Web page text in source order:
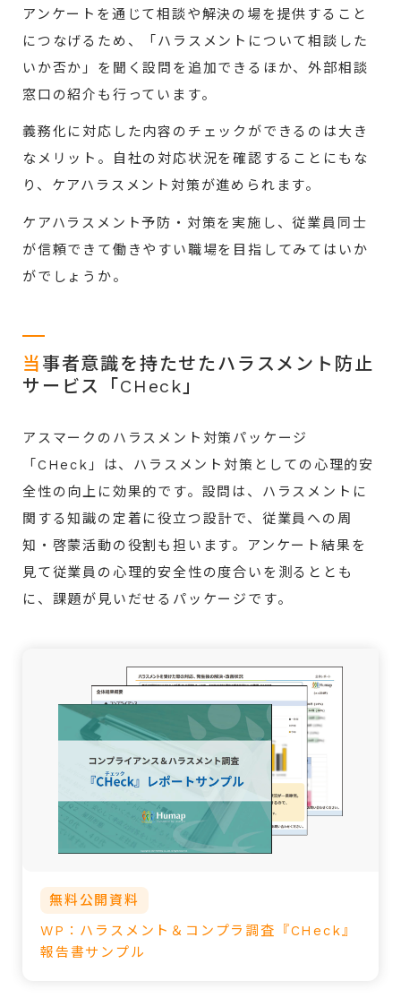
アンケートを通じて相談や解決の場を提供すること
につなげるため、「ハラスメントについて相談した
いか否か」を聞く設問を追加できるほか、外部相談
窓口の紹介も行っています。
義務化に対応した内容のチェックができるのは大き
なメリット。自社の対応状況を確認することにもな
り、ケアハラスメント対策が進められます。
ケアハラスメント予防・対策を実施し、従業員同士
が信頼できて働きやすい職場を目指してみてはいか
がでしょうか。
当 事者意識を持たせたハラスメント防止
サービス「CHeck」
アスマークのハラスメント対策パッケージ
「CHeck」は、ハラスメント対策としての心理的安
全性の向上に効果的です。設問は、ハラスメントに
関する知識の定着に役立つ設計で、従業員への周
知・啓蒙活動の役割も担います。アンケート結果を
見て従業員の心理的安全性の度合いを測るととも
に、課題が見いだせるパッケージです。
無料公開資料
WP：ハラスメント＆コンプラ調査『CHeck』
報告書サンプル